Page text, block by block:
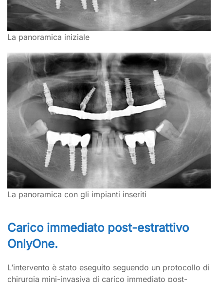
La panoramica iniziale
La panoramica con gli impianti inseriti
Carico immediato post-estrattivo
OnlyOne.
L’intervento è stato eseguito seguendo un protocollo di
chirurgia mini-invasiva di carico immediato post-